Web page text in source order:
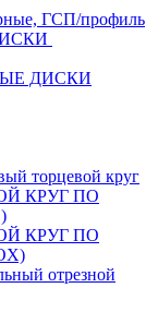
ГСП/профиль
ДИСКИ
торцевой круг
КРУГ ПО
КРУГ ПО
отрезной